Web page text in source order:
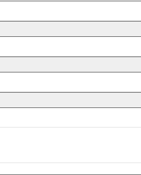
Srpen 2026
ST ČT PÁ